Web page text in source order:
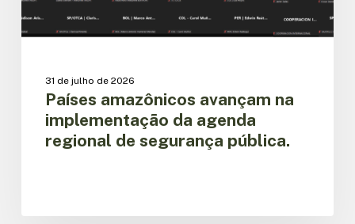
segurança
pública.
31 de julho de 2026
Países amazônicos avançam na
implementação da agenda
regional de segurança pública.